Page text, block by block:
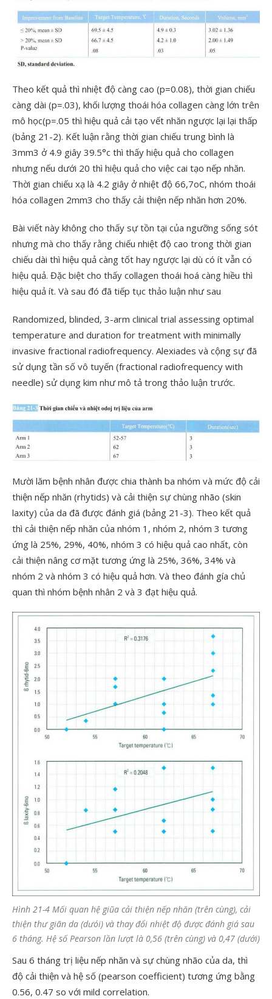
Theo kết quả thì nhiệt độ càng cao (p=0.08), thời gian chiếu
càng dài (p=.03), khối lượng thoái hóa collagen càng lớn trên
mô học(p=.05 thì hiệu quả cải tạo vết nhăn ngược lại lại thấp
(bảng 21-2). Kết luận rằng thời gian chiếu trung bình là
3mm3 ở 4.9 giây 39.5°c thì thấy hiệu quả cho collagen
nhưng nếu dưới 20 thì hiệu quả cho việc cai tạo nếp nhăn.
Thời gian chiếu xạ là 4.2 giây ở nhiệt độ 66,7oC, nhóm thoái
hóa collagen 2mm3 cho thấy cải thiện nếp nhăn hơn 20%.
Bài viết này không cho thấy sự tồn tại của ngưỡng sống sót
nhưng mà cho thấy rằng chiếu nhiệt độ cao trong thời gian
chiếu dài thì hiệu quả càng tốt hay ngược lại dù có ít vẫn có
hiệu quả. Đặc biệt cho thấy collagen thoái hoá càng hiều thì
hiệu quả ít. Và sau đó đã tiếp tục thảo luận như sau
Randomized, blinded, 3-arm clinical trial assessing optimal
temperature and duration for treatment with minimally
invasive fractional radiofrequency. Alexiades và cộng sự đã
sử dụng tần số vô tuyến (fractional radiofrequency with
needle) sử dụng kim như mô tả trong thảo luận trước.
Mười lăm bệnh nhân được chia thành ba nhóm và mức độ cải
thiện nếp nhăn (rhytids) và cải thiện sự chùng nhão (skin
laxity) của da đã được đánh giá (bảng 21-3). Theo kết quả
thì cải thiện nếp nhăn của nhóm 1, nhóm 2, nhóm 3 tương
ứng là 25%, 29%, 40%, nhóm 3 có hiệu quả cao nhất, còn
cải thiện nâng cơ mặt tương ứng là 25%, 36%, 34% và
nhóm 2 và nhóm 3 có hiệu quả hơn. Và theo đánh gía chủ
quan thì nhóm bệnh nhân 2 và 3 đạt hiệu quả.
Hình 21-4 Mối quan hệ giũa cải thiện nếp nhăn (trên cùng), cải
thiện thư giãn da (dưói) và thay đổi nhiệt độ được đánh giá sau
6 tháng. Hệ số Pearson lần lượt là 0,56 (trên cùng) và 0,47 (dưới)
Sau 6 tháng trị liệu nếp nhăn và sự chùng nhão của da, thì
độ cải thiện và hệ số (pearson coefficient) tương ứng bằng
0.56, 0.47 so với mild correlation.